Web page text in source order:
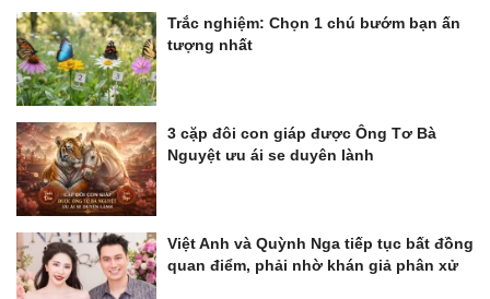
Trắc nghiệm: Chọn 1 chú bướm bạn ấn
tượng nhất
3 cặp đôi con giáp được Ông Tơ Bà
Nguyệt ưu ái se duyên lành
Việt Anh và Quỳnh Nga tiếp tục bất đồng
quan điểm, phải nhờ khán giả phân xử